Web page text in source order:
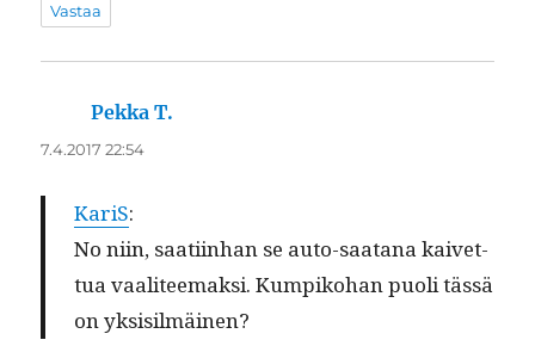
Vastaa
Pekka T.
7.4.2017 22:54
KariS:
No niin, saati­in­han se auto-saatana kaivet­
tua vaali­teemak­si. Kumpiko­han puoli tässä
on yksisilmäinen?